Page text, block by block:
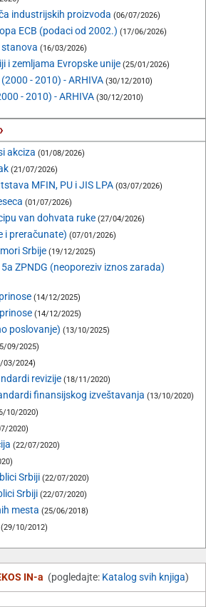
industrijskih proizvoda (06/07/2026)
ECB (podaci od 2002.) (17/06/2026)
stanova (16/03/2026)
i zemljama Evropske unije (25/01/2026)
- 2010) - ARHIVA (30/12/2010)
- 2010) - ARHIVA (30/12/2010)
›
akciza (01/08/2026)
(21/07/2026)
MFIN, PU i JIS LPA (03/07/2026)
(01/07/2026)
van dohvata ruke (27/04/2026)
i preračunate) (07/01/2026)
Srbije (19/12/2025)
ZPNDG (neoporeziv iznos zarada)
(14/12/2025)
(14/12/2025)
poslovanje) (13/10/2025)
09/2025)
03/2024)
revizije (18/11/2020)
finansijskog izveštavanja (13/10/2020)
10/2020)
2020)
(22/07/2020)
Srbiji (22/07/2020)
Srbiji (22/07/2020)
mesta (25/06/2018)
(29/10/2012)
IN-a (pogledajte: Katalog svih knjiga)